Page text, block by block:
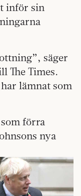
inför sin
säger
The Times.
lämnat som
som förra
nya